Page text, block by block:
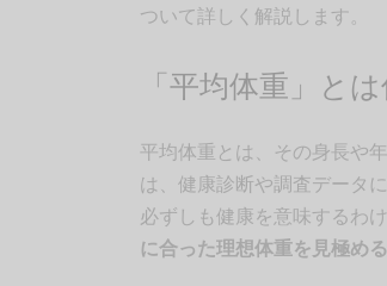
ついて詳しく解説します。
「平均体重」と
平均体重とは、その身長や
は、健康診断や調査データ
必ずしも健康を意味するわ
に合った理想体重を見極め